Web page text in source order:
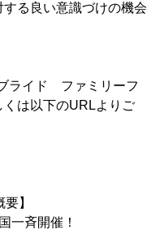
る良い意識づけの機会
ライド ファミリーフ
くは以下のURLよりご
】
一斉開催！